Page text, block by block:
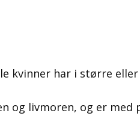
kvinner har i større
og livmoren, og er med